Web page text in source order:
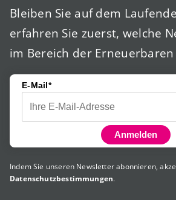
Bleiben Sie auf dem
erfahren Sie zuerst, welche
im Bereich der
E-Mail*
Anmelden
Indem Sie unseren Newsletter abonnieren,
Datenschutzbestimmungen.